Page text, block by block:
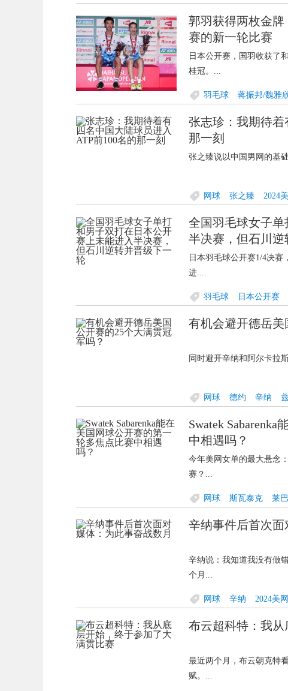
郭羽获得两枚金
赛的新一轮比赛
日本公开赛，国羽收获了
桂冠。...
羽毛球 蒋振邦/魏雅
张志珍：我期待着
那一刻
张之臻说以中国男网的基
网球 张之臻 2024
全国羽毛球女子
半决赛，但石川
日本羽毛球公开赛1/4决
进....
羽毛球 日本公开赛
有机会避开德岳美
同时避开辛纳和阿尔卡拉
网球 德约 辛纳
网
Swatek
中相遇吗？
今年美网女单的最大悬念
赛？...
网球 斯瓦泰克 莱
辛纳事件后首次面
辛纳说：我知道我没有做
个月...
网球 辛纳 2024美网
布云超科特：我
最近两个月，布云朝克特
赋。...